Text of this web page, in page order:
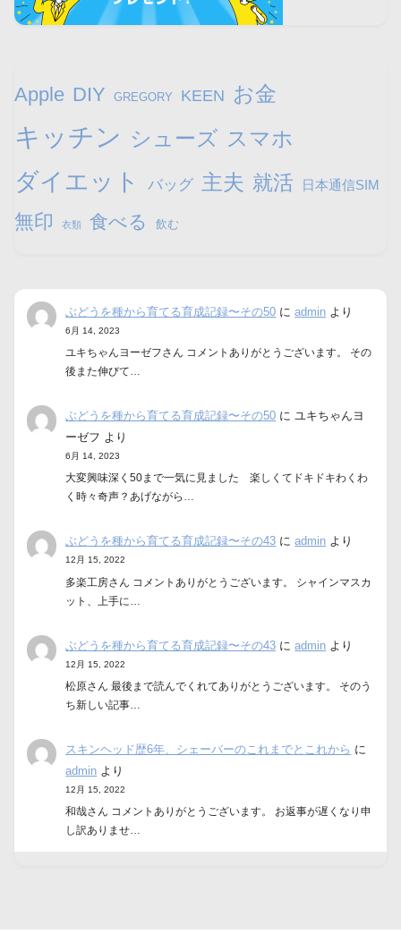
Apple DIY GREGORY KEEN お金
キッチン シューズ スマホ
ダイエット バッグ 主夫 就活 日本通信SIM
無印 衣類 食べる 飲む
ぶどうを種から育てる育成記録〜その50 にadmin より
6月 14, 2023
ユキちゃんヨーゼフさん コメントありがとうございます。 その
後また伸びて…
ぶどうを種から育てる育成記録〜その50 にユキちゃんヨ
ーゼフ より
6月 14, 2023
大変興味深く50まで一気に見ました 楽しくてドキドキわくわ
く時々奇声？あげながら…
ぶどうを種から育てる育成記録〜その43 にadmin より
12月 15, 2022
多楽工房さん コメントありがとうございます。 シャインマスカ
ット、上手に…
ぶどうを種から育てる育成記録〜その43 にadmin より
12月 15, 2022
松原さん 最後まで読んでくれてありがとうございます。 そのう
ち新しい記事…
スキンヘッド歴6年、シェーバーのこれまでとこれから に
admin より
12月 15, 2022
和哉さん コメントありがとうございます。 お返事が遅くなり申
し訳ありませ…